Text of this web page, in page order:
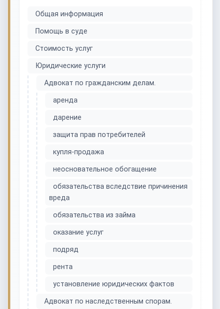
Общая информация
Помощь в суде
Стоимость услуг
Юридические услуги
Адвокат по гражданским делам.
аренда
дарение
защита прав потребителей
купля-продажа
неосновательное обогащение
обязательства вследствие причинения
вреда
обязательства из займа
оказание услуг
подряд
рента
установление юридических фактов
Адвокат по наследственным спорам.